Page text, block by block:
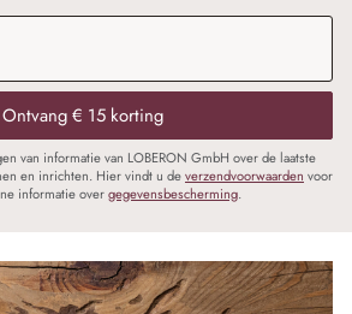
Ontvang € 15 korting
van informatie van LOBERON GmbH over de laatste
en inrichten. Hier vindt u deverzendvoorwaarden voor
informatie overgegevensbescherming.